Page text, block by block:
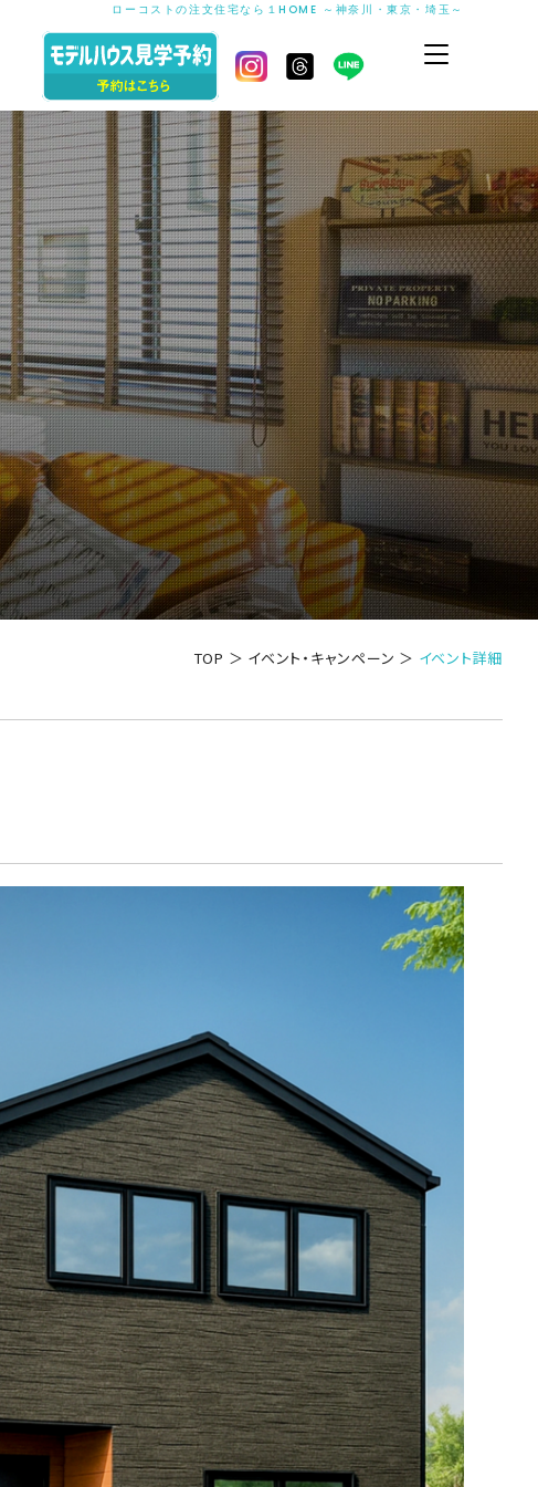
ローコストの注文住宅なら１HOME ～神奈川・東京・埼玉～
TOP ＞ イベント・キャンペーン ＞ イベント詳細